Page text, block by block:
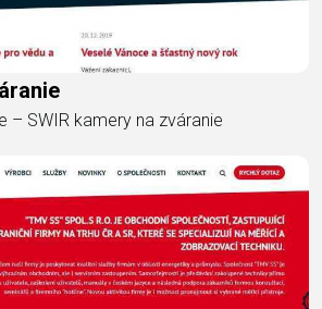
– SWIR kamery na zváranie